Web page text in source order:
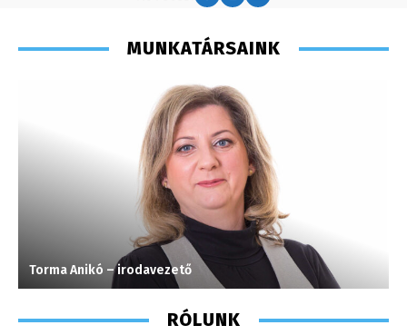
MUNKATÁRSAINK
Torma Anikó – irodavezető
RÓLUNK